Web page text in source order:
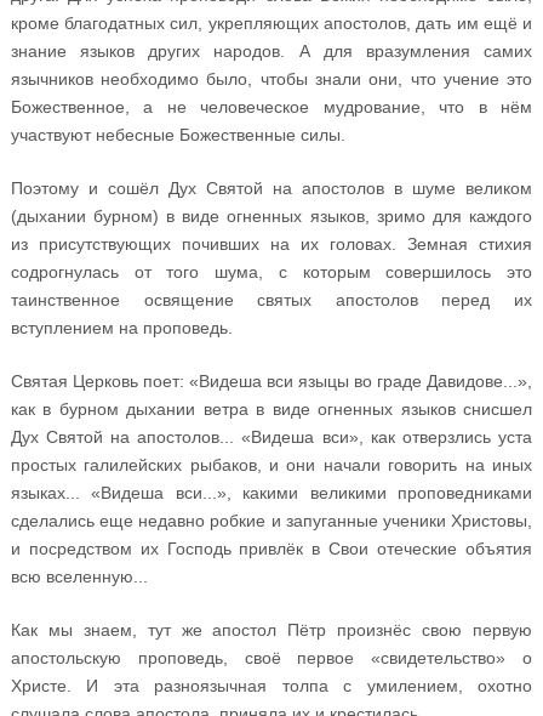
кроме благодатных сил, укрепляющих апостолов, дать им ещё и
знание языков других народов. А для вразумления самих
язычников необходимо было, чтобы знали они, что учение это
Божественное, а не человеческое мудрование, что в нём
участвуют небесные Божественные силы.
Поэтому и сошёл Дух Святой на апостолов в шуме великом
(дыхании бурном) в виде огненных языков, зримо для каждого
из присутствующих почивших на их головах. Земная стихия
содрогнулась от того шума, с которым совершилось это
таинственное освящение святых апостолов перед их
вступлением на проповедь.
Святая Церковь поет: «Видеша вси языцы во граде Давидове...»,
как в бурном дыхании ветра в виде огненных языков снисшел
Дух Святой на апостолов... «Видеша вси», как отверзлись уста
простых галилейских рыбаков, и они начали говорить на иных
языках... «Видеша вси...», какими великими проповедниками
сделались еще недавно робкие и запуганные ученики Христовы,
и посредством их Господь привлёк в Свои отеческие объятия
всю вселенную...
Как мы знаем, тут же апостол Пётр произнёс свою первую
апостольскую проповедь, своё первое «свидетельство» о
Христе. И эта разноязычная толпа с умилением, охотно